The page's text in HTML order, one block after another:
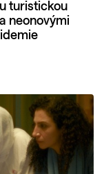
turistickou
neonovými